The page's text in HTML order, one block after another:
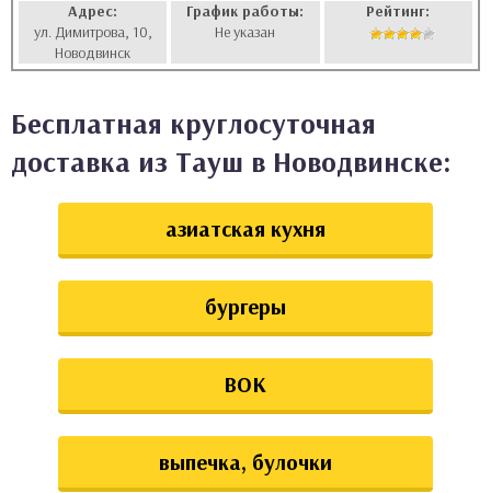
Адрес:
ул. Димитрова, 10,
Новодвинск
График работы:
Не указан
Рейтинг:
Бесплатная круглосуточная
доставка из Тауш в Новодвинске:
азиатская кухня
бургеры
ВОК
выпечка, булочки